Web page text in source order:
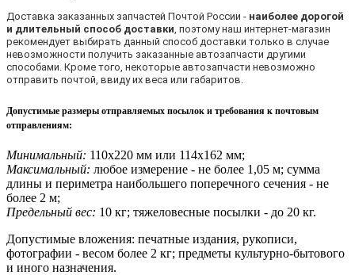
Доставка заказанных запчастей Почтой России - наиболее дорогой
и длительный способ доставки, поэтому наш интернет-магазин
рекомендует выбирать данный способ доставки только в случае
невозможности получить заказанные автозапчасти другими
способами. Кроме того, некоторые автозапчасти невозможно
отправить почтой, ввиду их веса или габаритов.
Допустимые размеры отправляемых посылок и требования к почтовым
отправлениям:
Минимальный: 110х220 мм или 114х162 мм;
Максимальный: любое измерение - не более 1,05 м; сумма
длины и периметра наибольшего поперечного сечения - не
более 2 м;
Предельный вес: 10 кг; тяжеловесные посылки - до 20 кг.
Допустимые вложения: печатные издания, рукописи,
фотографии - весом более 2 кг; предметы культурно-бытового
и иного назначения.